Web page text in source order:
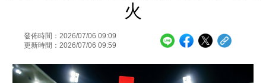
火
發佈時間：2026/07/06 09:09
更新時間：2026/07/06 09:59